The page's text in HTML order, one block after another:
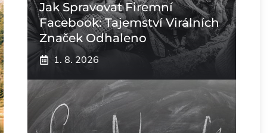
Jak Spravovat Firemní
Facebook: Tajemství Virálních
Značek Odhaleno
1. 8. 2026